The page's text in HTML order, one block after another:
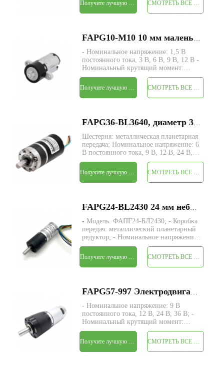
образный вырез 0,5 мм - Энкодер:
магнитный энкодер - Минимальный
- Номинальное напряжение: 1,5 В
постоянного тока, 3 В, 6 В, 9 В, 12 В -
Номинальный крутящий момент:
макс. 50 гс-см - Размер: Φ10 * Д 10 мм
- Вал : +; D-образный вырез; шестерня
- Энкодер: магнитный энкодер -
Минимальный заказ: 500 шт.
Шестерня: металлическая планетарная
передача; Номинальное напряжение: 6
В постоянного тока, 9 В, 12 В, 24 В,
36 В постоянного тока; Номинальный
крутящий момент: по
индивидуальному заказу до 100 кгс-
см; Номинальная выходная мощность:
- Модель: ФАПГ24-БЛ2430; - Коробка
передач: металлический планетарный
редуктор; - Номинальное напряжение:
6 В постоянного тока, 9 В, 12 В, 24 В,
36 В; - Номинальный крутящий
момент: макс. 15 кгс-см; - Размер:
Φ24* L подлежит уточнению; - Вал:
- Номинальное напряжение: 9 В
постоянного тока, 12 В, 24 В, 36 В; -
Номинальный крутящий момент:
макс. 360 кгс-см; - Размер: Φ57* L
подлежит уточнению; - Вал: Φ12 мм
D-образный вырез 4 мм,
изготовленный по индивидуальному